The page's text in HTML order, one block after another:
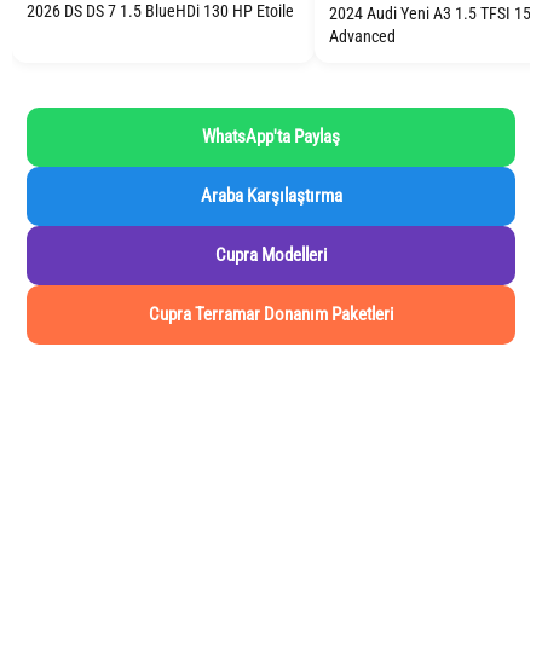
2026 DS DS 7 1.5 BlueHDi 130 HP Etoile
2024 Audi Yeni A3 1.5 TFSI
Advanced
WhatsApp'ta Paylaş
Araba Karşılaştırma
Cupra Modelleri
Cupra Terramar Donanım Paketleri